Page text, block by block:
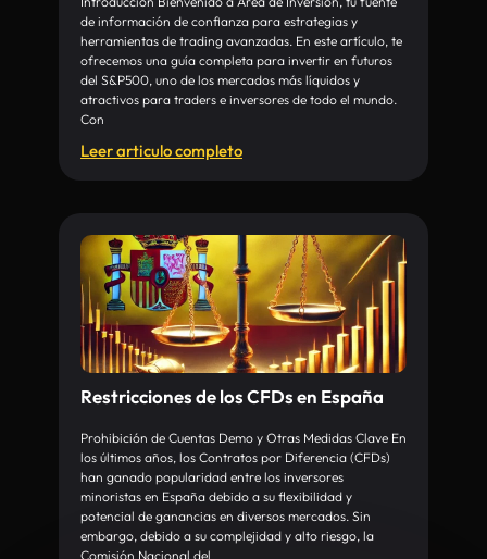
de información de confianza para estrategias y
herramientas de trading avanzadas. En este artículo, te
ofrecemos una guía completa para invertir en futuros
del S&P500, uno de los mercados más líquidos y
atractivos para traders e inversores de todo el mundo.
Con
Leer articulo completo
Restricciones de los CFDs en España
Prohibición de Cuentas Demo y Otras Medidas Clave En
los últimos años, los Contratos por Diferencia (CFDs)
han ganado popularidad entre los inversores
minoristas en España debido a su flexibilidad y
potencial de ganancias en diversos mercados. Sin
embargo, debido a su complejidad y alto riesgo, la
Comisión Nacional del